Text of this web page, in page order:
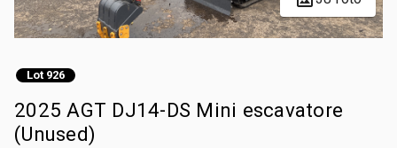
Lot 926
2025 AGT DJ14-DS Mini escavatore
(Unused)